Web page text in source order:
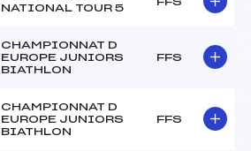
NATIONAL TOUR 5
CHAMPIONNAT D
EUROPE JUNIORS
BIATHLON
FFS
CHAMPIONNAT D
EUROPE JUNIORS
BIATHLON
FFS